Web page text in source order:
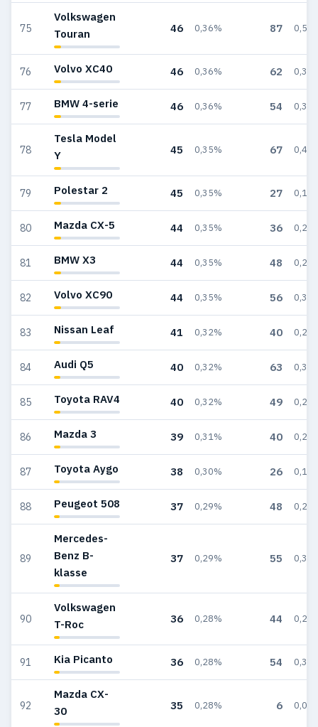
75
Volkswagen
Touran
46 0,36% 87
76 Volvo XC40 46 0,36% 62
77 BMW 4-serie 46 0,36% 54
78
Tesla Model
Y
45 0,35% 67
79 Polestar 2 45 0,35% 27
80 Mazda CX-5 44 0,35% 36
81 BMW X3 44 0,35% 48
82 Volvo XC90 44 0,35% 56
83 Nissan Leaf 41 0,32% 40
84 Audi Q5 40 0,32% 63
85 Toyota RAV4 40 0,32% 49
86 Mazda 3 39 0,31% 40
87 Toyota Aygo 38 0,30% 26
88 Peugeot 508 37 0,29% 48
89
Mercedes-
Benz B-
klasse
37 0,29% 55
90
Volkswagen
T-Roc
36 0,28% 44
91 Kia Picanto 36 0,28% 54
92
Mazda CX-
30
35 0,28% 6